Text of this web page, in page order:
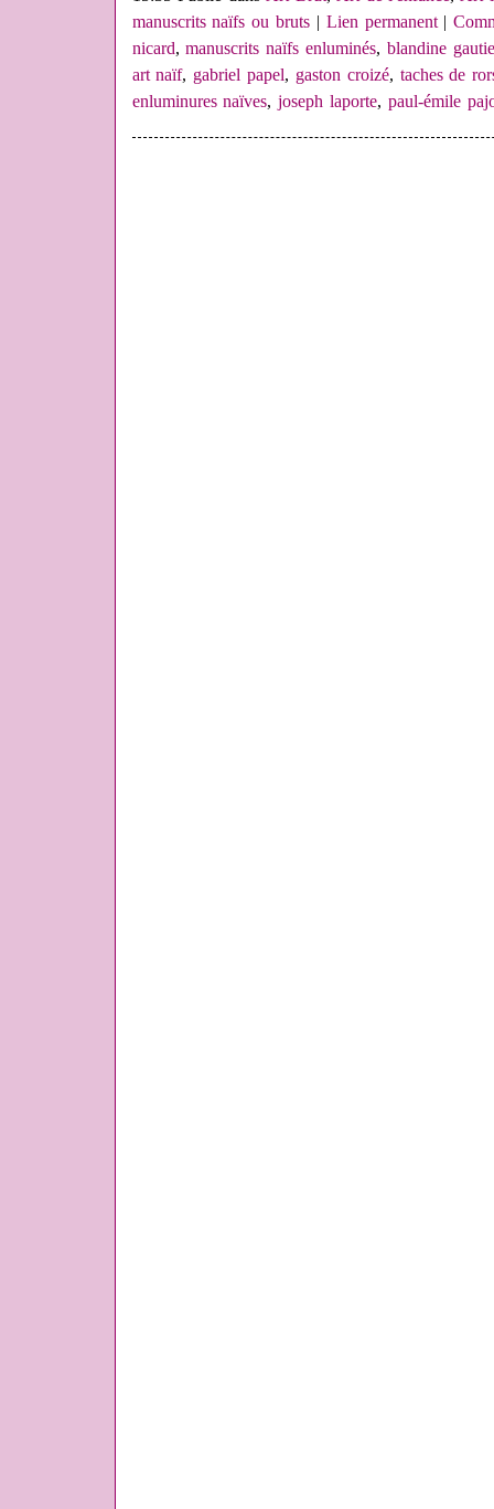
manuscrits naïfs ou bruts | Lien permanent|
nicard,manuscrits naïfs enluminés, blandine
art naïf, gabriel papel, gaston croizé, taches de
enluminures naïves,joseph laporte, paul-émile